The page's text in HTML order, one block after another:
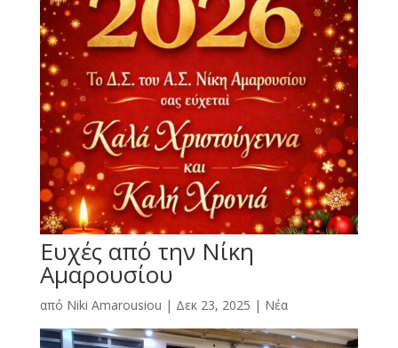
Ευχές από την Νίκη
Αμαρουσίου
από Niki Amarousiou | Δεκ 23, 2025 | Νέα